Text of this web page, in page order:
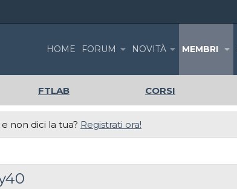
HOME FORUM NOVITÀ MEMBRI
FTLAB CORSI
non dici la tua? Registrati ora!